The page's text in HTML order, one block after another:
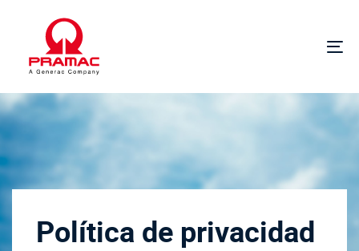
navegación
Ir
al
contenido
Política de privacidad